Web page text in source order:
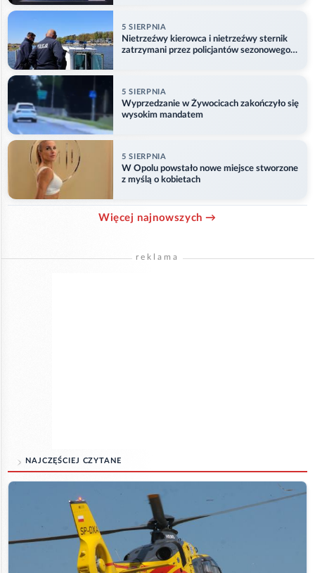
5 SIERPNIA
Nietrzeźwy kierowca i nietrzeźwy sternik
zatrzymani przez policjantów sezonowego
5 SIERPNIA
Wyprzedzanie w Żywocicach zakończyło się
wysokim mandatem
5 SIERPNIA
W Opolu powstało nowe miejsce stworzone
z myślą o kobietach
Więcej najnowszych →
reklama
NAJCZĘŚCIEJ CZYTANE